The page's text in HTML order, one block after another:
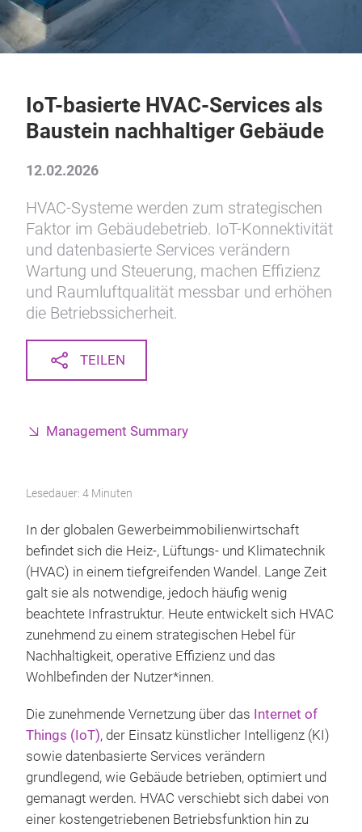
IoT-basierte HVAC-Services als
Baustein nachhaltiger Gebäude
12.02.2026
HVAC-Systeme werden zum strategischen
Faktor im Gebäudebetrieb. IoT-Konnektivität
und datenbasierte Services verändern
Wartung und Steuerung, machen Effizienz
und Raumluftqualität messbar und erhöhen
die Betriebssicherheit.
TEILEN
Management Summary
Lesedauer: 4 Minuten
In der globalen Gewerbeimmobilienwirtschaft
befindet sich die Heiz-, Lüftungs- und Klimatechnik
(HVAC) in einem tiefgreifenden Wandel. Lange Zeit
galt sie als notwendige, jedoch häufig wenig
beachtete Infrastruktur. Heute entwickelt sich HVAC
zunehmend zu einem strategischen Hebel für
Nachhaltigkeit, operative Effizienz und das
Wohlbefinden der Nutzer*innen.
Die zunehmende Vernetzung über das Internet of
Things (IoT), der Einsatz künstlicher Intelligenz (KI)
sowie datenbasierte Services verändern
grundlegend, wie Gebäude betrieben, optimiert und
gemanagt werden. HVAC verschiebt sich dabei von
einer kostengetriebenen Betriebsfunktion hin zu